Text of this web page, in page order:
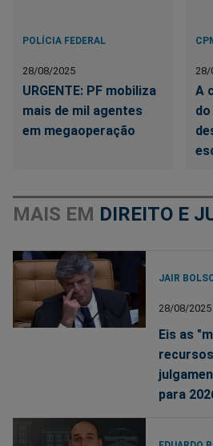
POLÍCIA FEDERAL
28/08/2025
URGENTE: PF mobiliza
mais de mil agentes
em megaoperação
28/
A
do
MAIS EM DIREITO E
JAIR
28/08/2025
Eis as
para